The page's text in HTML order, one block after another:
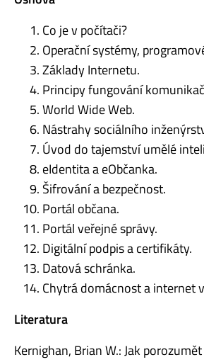
Co je v počítači?
Operační systémy,
Základy Internetu.
Principy fungování
World Wide Web.
Nástrahy sociálního
Úvod do tajemství umělé
eIdentita a eObčanka.
Šifrování a bezpečnost.
Portál občana.
Portál veřejné správy.
Digitální podpis a certifikáty.
Datová schránka.
Chytrá domácnost a internet
Literatura
Kernighan, Brian W.: Jak